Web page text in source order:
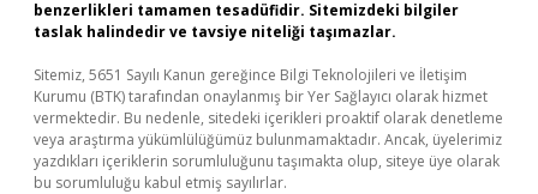
benzerlikleri tamamen tesadüfidir. Sitemizdeki bilgiler
taslak halindedir ve tavsiye niteliği taşımazlar.
Sitemiz, 5651 Sayılı Kanun gereğince Bilgi Teknolojileri ve İletişim
Kurumu (BTK) tarafından onaylanmış bir Yer Sağlayıcı olarak hizmet
vermektedir. Bu nedenle, sitedeki içerikleri proaktif olarak denetleme
veya araştırma yükümlülüğümüz bulunmamaktadır. Ancak, üyelerimiz
yazdıkları içeriklerin sorumluluğunu taşımakta olup, siteye üye olarak
bu sorumluluğu kabul etmiş sayılırlar.